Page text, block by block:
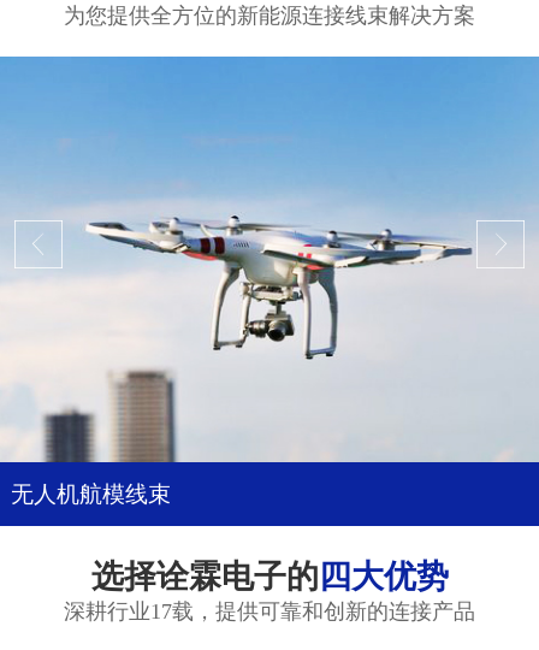
为您提供全方位的新能源连接线束解决方案
无人机航模线束
选择诠霖电子的 四大优势
深耕行业17载，提供可靠和创新的连接产品